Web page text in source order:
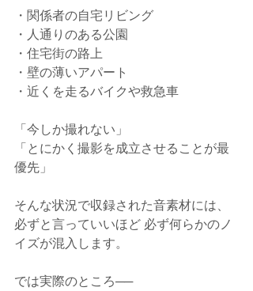
・関係者の自宅リビング
・人通りのある公園
・住宅街の路上
・壁の薄いアパート
・近くを走るバイクや救急車
「今しか撮れない」
「とにかく撮影を成立させることが最
優先」
そんな状況で収録された音素材には、
必ずと言っていいほど 必ず何らかのノ
イズが混入します。
では実際のところ──